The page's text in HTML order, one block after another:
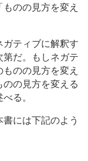
のの見方を変え
ティブに解釈す
だ。もしネガテ
のの見方を変え
の見方を変える
る。
には下記のよう